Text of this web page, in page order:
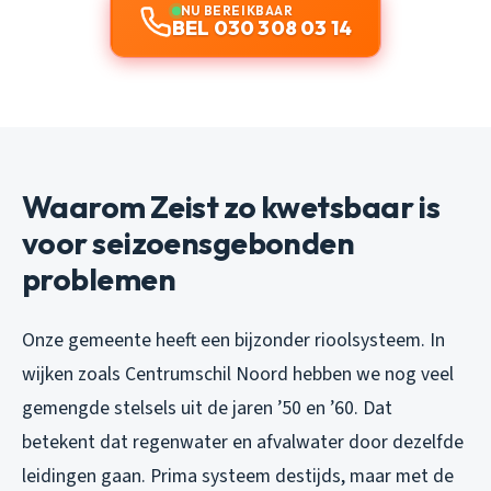
NU BEREIKBAAR
BEL 030 308 03 14
Waarom Zeist zo kwetsbaar is
voor seizoensgebonden
problemen
Onze gemeente heeft een bijzonder rioolsysteem. In
wijken zoals Centrumschil Noord hebben we nog veel
gemengde stelsels uit de jaren ’50 en ’60. Dat
betekent dat regenwater en afvalwater door dezelfde
leidingen gaan. Prima systeem destijds, maar met de